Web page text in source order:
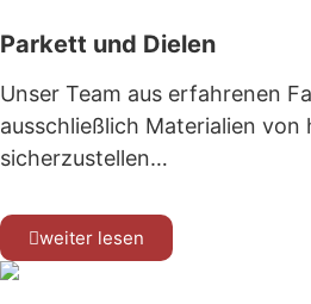
Parkett und Dielen
Unser Team aus erfahrenen
ausschließlich Materialien
sicherzustellen…
weiter lesen